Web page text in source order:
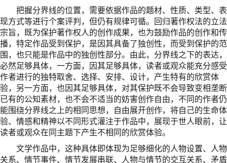
把握分界线的位置，需要依据作品的题材、性质、类型、表
现方式等进行个案评判，但仍有规律可循。回归著作权法的立法
宗旨，既为保护著作权人的创作成果，也为鼓励作品的创作和传
播，特定作品受到保护，是因其具备了独创性，而受到保护的范
围，也只能是作品中的独创性部分。由此，分界线之下的表达，
必然足够具体，一方面，因其足够具体，读者或观众能充分感受
作者进行的独特取舍、选择、安排、设计，产生特有的欣赏体
验，另一方面，也因其足够具体，对其保护既不会导致变相垄断
已有的公知素材，也不会不适当的妨害创作自由，不同的作者仍
能围绕分界线之上的相同思想，自由展开创作，将自己的生命体
验、情感和精神以不同形式灌注于作品中，展现于世人眼前，让
读者或观众在同主题下产生不相同的欣赏体验。
文学作品中，这种具体即体现为足够细化的人物设置、人物
关系、情节事件、情节发展串联、人物与情节的交互关系、矛盾